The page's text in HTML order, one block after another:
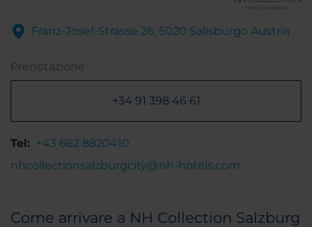
Franz-Josef-Strasse 26, 5020 Salisburgo Austria
Prenotazione
+34 91 398 46 61
Tel: +43 662 8820410
nhcollectionsalzburgcity@nh-hotels.com
Come arrivare a NH Collection Salzburg